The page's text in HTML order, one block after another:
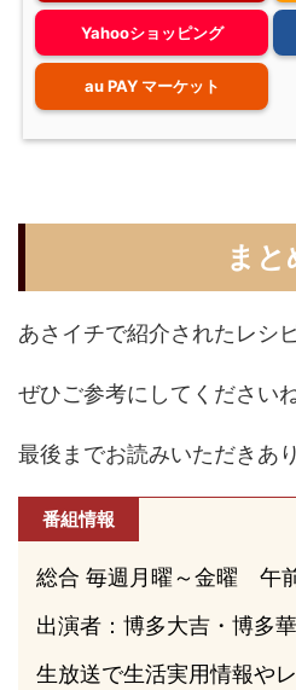
Yahooショッピング
au PAY マーケット
まと
あさイチで紹介されたレシ
ぜひご参考にしてくださいね
最後までお読みいただきあ
番組情報
総合 毎週月曜～金曜 午
出演者：博多大吉・博多
生放送で生活実用情報や